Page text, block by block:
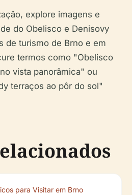
explore imagens e
do Obelisco e Denisovy
de turismo de Brno e em
termos como "Obelisco
vista panorâmica" ou
terraços ao pôr do sol"
para Visitar em Brno